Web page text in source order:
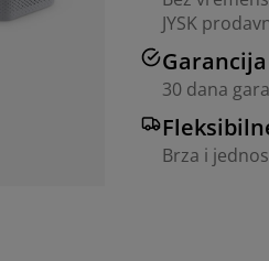
JYSK
30 dana
Brza i